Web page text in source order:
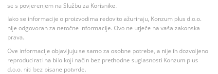
se s povjerenjem na Službu za Korisnike.
Iako se informacije o proizvodima redovito ažuriraju, Konzum plus d.o.o.
nije odgovoran za netočne informacije. Ovo ne utječe na vaša zakonska
prava.
Ove informacije objavljuju se samo za osobne potrebe, a nije ih dozvoljeno
reproducirati na bilo koji način bez prethodne suglasnosti Konzum plus
d.o.o. niti bez pisane potvrde.